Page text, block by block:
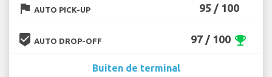
flag AUTO PICK-UP 95 / 100
beenhere AUTO DROP-OFF 97 / 100 emoji_events
Buiten de terminal